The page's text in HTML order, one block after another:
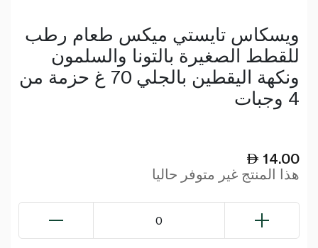
ويسكاس تايستي ميكس طعام رطب
للقطط الصغيرة بالتونا والسلمون
ونكهة اليقطين بالجلي 70 غ حزمة من
4 وجبات
14.00
هذا المنتج غير متوفر حاليا
0